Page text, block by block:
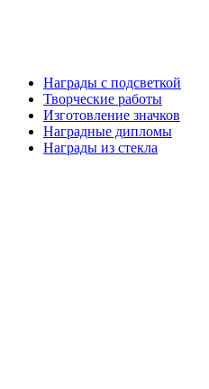
Награды с подсветкой
Творческие работы
Изготовление значков
Наградные дипломы
Награды из стекла